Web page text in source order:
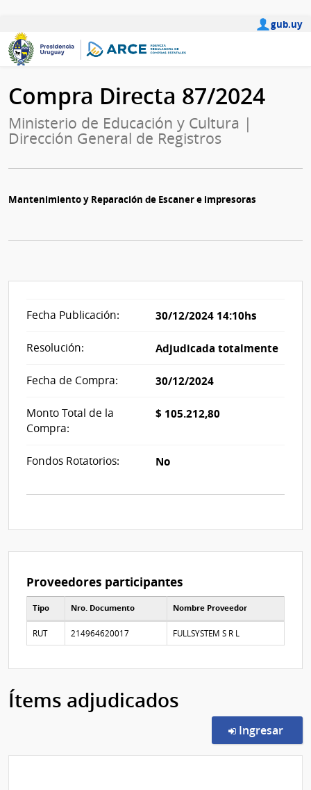
gub.uy
Compra Directa 87/2024
Ministerio de Educación y Cultura |
Dirección General de Registros
Mantenimiento y Reparación de Escaner e impresoras
Fecha Publicación: 30/12/2024 14:10hs
Resolución: Adjudicada totalmente
Fecha de Compra: 30/12/2024
Monto Total de la
Compra:
$ 105.212,80
Fondos Rotatorios: No
Proveedores participantes
Tipo Nro. Documento Nombre Proveedor
RUT 214964620017 FULLSYSTEM S R L
Ítems adjudicados
Ingresar